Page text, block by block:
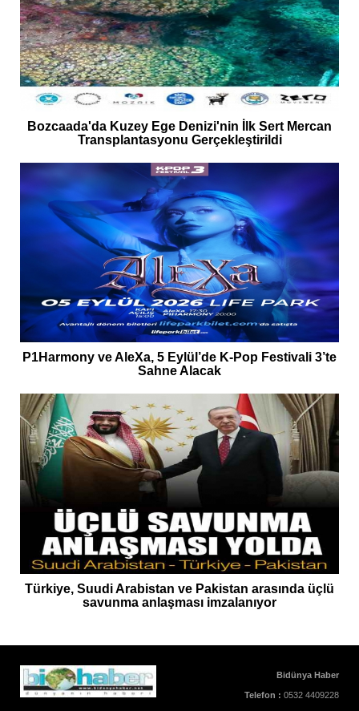
Bozcaada'da Kuzey Ege Denizi'nin İlk Sert Mercan
Transplantasyonu Gerçekleştirildi
P1Harmony ve AleXa, 5 Eylül’de K-Pop Festivali 3’te
Sahne Alacak
Türkiye, Suudi Arabistan ve Pakistan arasında üçlü
savunma anlaşması imzalanıyor
Bidünya Haber
Telefon : 0532 4409228